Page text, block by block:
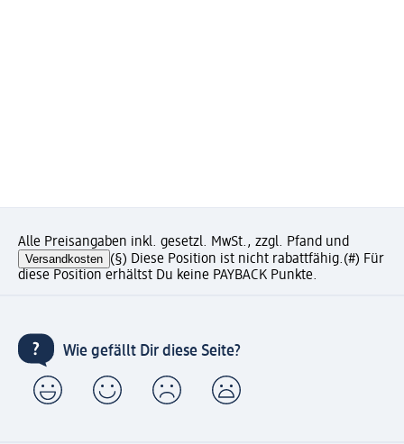
Alle Preisangaben inkl. gesetzl. MwSt., zzgl. Pfand und
Versandkosten (§) Diese Position ist nicht rabattfähig.(#) Für
diese Position erhältst Du keine PAYBACK Punkte.
Wie gefällt Dir diese Seite?